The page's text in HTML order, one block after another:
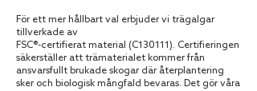
För ett mer hållbart val erbjuder vi trägalgar
tillverkade av
FSC®-certifierat material (C130111). Certifieringen
säkerställer att trämaterialet kommer från
ansvarsfullt brukade skogar där återplantering
sker och biologisk mångfald bevaras. Det gör våra